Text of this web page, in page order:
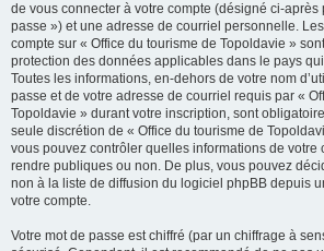
de vous connecter à votre compte (désigné ci-après
passe ») et une adresse de courriel personnelle.
compte sur « Office du tourisme de Topoldavie »
protection des données applicables dans le pays
Toutes les informations, en-dehors de votre nom
passe et de votre adresse de courriel requis par «
Topoldavie » durant votre inscription, sont
seule discrétion de « Office du tourisme de
vous pouvez contrôler quelles informations de votre
rendre publiques ou non. De plus, vous pouvez
non à la liste de diffusion du logiciel phpBB depuis
votre compte.
Votre mot de passe est chiffré (par un chiffrage à